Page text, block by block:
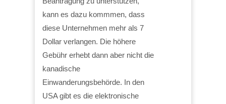
kann es dazu kommmen, dass
diese Unternehmen mehr als 7
Dollar verlangen. Die höhere
Gebühr erhebt dann aber nicht die
kanadische
Einwanderungsbehörde. In den
USA gibt es die elektronische